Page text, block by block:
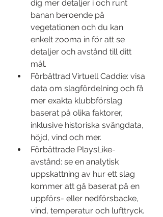
dig mer detaljer i och runt
banan beroende på
vegetationen och du kan
enkelt zooma in för att se
detaljer och avstånd till ditt
mål.
Förbättrad Virtuell Caddie: visa
data om slagfördelning och få
mer exakta klubbförslag
baserat på olika faktorer,
inklusive historiska svängdata,
höjd, vind och mer.
Förbättrade PlaysLike-
avstånd: se en analytisk
uppskattning av hur ett slag
kommer att gå baserat på en
uppförs- eller nedförsbacke,
vind, temperatur och lufttryck.